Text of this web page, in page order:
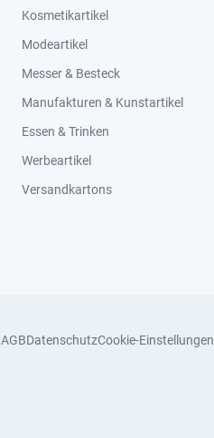
Kosmetikartikel
Modeartikel
Messer & Besteck
Manufakturen & Kunstartikel
Essen & Trinken
Werbeartikel
Versandkartons
AGBDatenschutzCookie-Einstellungen